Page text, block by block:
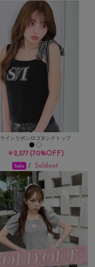
ラインリボンロゴタンクトップ
￥2,277(70%OFF)
Sale / Soldout